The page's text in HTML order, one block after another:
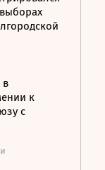
в
к
с